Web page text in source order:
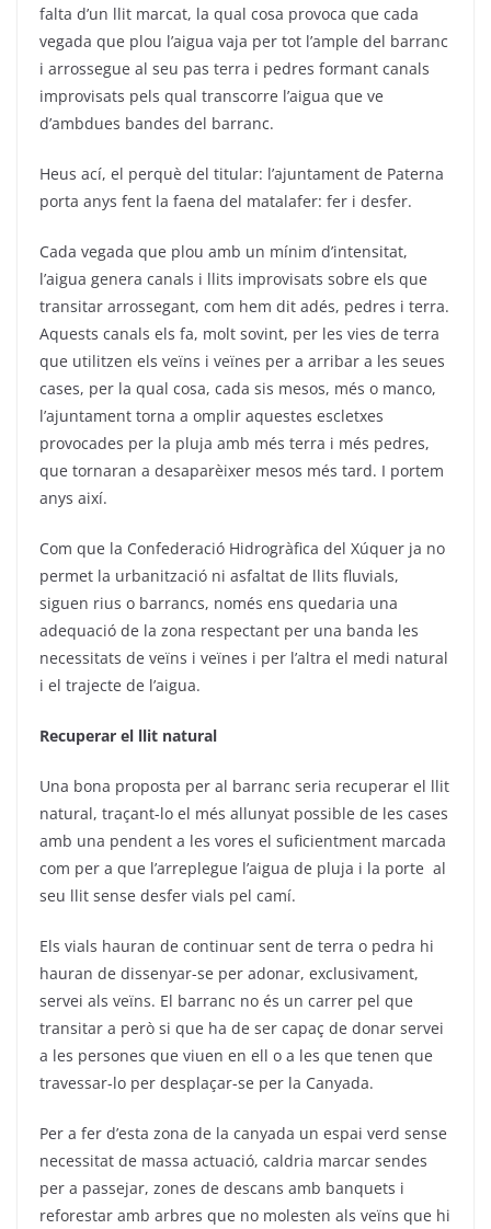
falta d’un llit marcat, la qual cosa provoca que cada
vegada que plou l’aigua vaja per tot l’ample del barranc
i arrossegue al seu pas terra i pedres formant canals
improvisats pels qual transcorre l’aigua que ve
d’ambdues bandes del barranc.
Heus ací, el perquè del titular: l’ajuntament de Paterna
porta anys fent la faena del matalafer: fer i desfer.
Cada vegada que plou amb un mínim d’intensitat,
l’aigua genera canals i llits improvisats sobre els que
transitar arrossegant, com hem dit adés, pedres i terra.
Aquests canals els fa, molt sovint, per les vies de terra
que utilitzen els veïns i veïnes per a arribar a les seues
cases, per la qual cosa, cada sis mesos, més o manco,
l’ajuntament torna a omplir aquestes escletxes
provocades per la pluja amb més terra i més pedres,
que tornaran a desaparèixer mesos més tard. I portem
anys així.
Com que la Confederació Hidrogràfica del Xúquer ja no
permet la urbanització ni asfaltat de llits fluvials,
siguen rius o barrancs, només ens quedaria una
adequació de la zona respectant per una banda les
necessitats de veïns i veïnes i per l’altra el medi natural
i el trajecte de l’aigua.
Recuperar el llit natural
Una bona proposta per al barranc seria recuperar el llit
natural, traçant-lo el més allunyat possible de les cases
amb una pendent a les vores el suficientment marcada
com per a que l’arreplegue l’aigua de pluja i la porte al
seu llit sense desfer vials pel camí.
Els vials hauran de continuar sent de terra o pedra hi
hauran de dissenyar-se per adonar, exclusivament,
servei als veïns. El barranc no és un carrer pel que
transitar a però si que ha de ser capaç de donar servei
a les persones que viuen en ell o a les que tenen que
travessar-lo per desplaçar-se per la Canyada.
Per a fer d’esta zona de la canyada un espai verd sense
necessitat de massa actuació, caldria marcar sendes
per a passejar, zones de descans amb banquets i
reforestar amb arbres que no molesten als veïns que hi